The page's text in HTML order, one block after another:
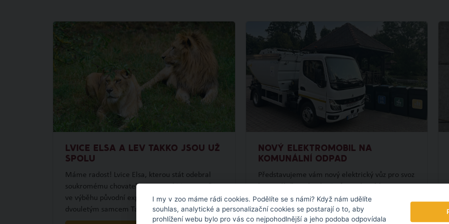
LVICE ELSA A LEV TAKKO JSOU UŽ
SPOLU
Máme radost! Lvice Elsa, kterou stát odebral
soukromému chovateli ze severní Moravy, už je
ve výběhu původní expozice lvů společně s
dvouletým samcem Takkem.
NOVÝ ELEKTROMOBIL NA
KOMUNÁLNÍ ODPAD
Představujeme vám nový elektrický vůz pro svoz
komunálního odpadu. Po fotovoltaické
elektrárně tak pokračujeme dalším projektem v
oblasti udržitelnosti.
I my v zoo máme rádi cookies. Podělíte se s námi? Když nám udělíte
souhlas, analytické a personalizační cookies se postarají o to, aby
prohlížení webu bylo pro vás co nejpohodlnější a jeho podoba odpovídala